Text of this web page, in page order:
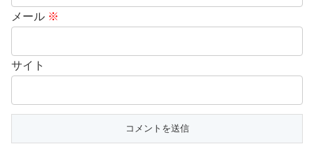
メール ※
サイト